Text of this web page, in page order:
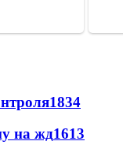
1834
на жд1613